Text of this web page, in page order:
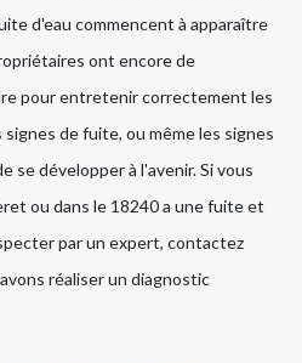
d'eau commencent à apparaître
ont encore de
pour entretenir correctement les
de fuite, ou même les signes
se développer à l'avenir. Si vous
ou dans le 18240 a une fuite et
par un expert, contactez
réaliser un diagnostic